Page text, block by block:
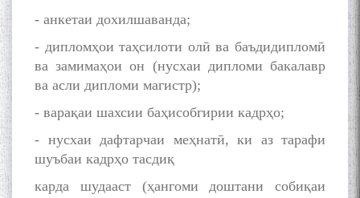
- анкетаи дохилшаванда;
- дипломҳои таҳсилоти олӣ ва баъдидипломӣ
ва замимаҳои он (нусхаи дипломи бакалавр
ва асли дипломи магистр);
- варақаи шахсии баҳисобгирии кадрҳо;
- нусхаи дафтарчаи меҳнатӣ, ки аз тарафи
шуъбаи кадрҳо тасдиқ
карда шудааст (ҳангоми доштани собиқаи
Дар Академияи миллии
илмҳои Тоҷикистон бахшида
ба 100-солагии мунаққиду
адабиётшинос Соҳиб
Табаров ҳамоиши илмӣ-
назариявӣ баргузор гардид.